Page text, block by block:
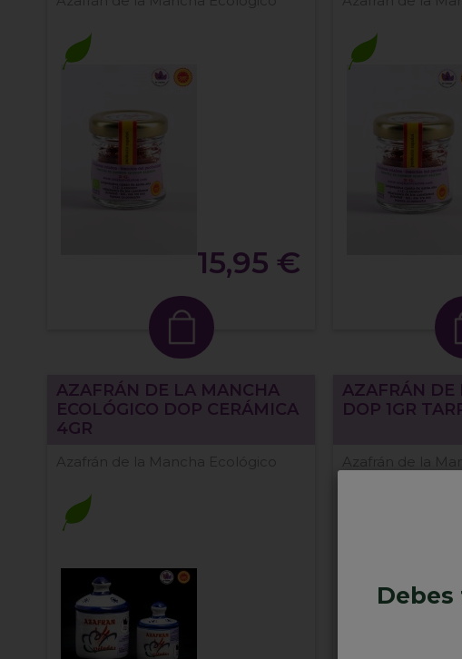
15,95 €
AZAFRÁN DE LA MANCHA
ECOLÓGICO DOP CERÁMICA
4GR
AZAFRÁN DE
DOP 1GR
Azafrán de la
Debes